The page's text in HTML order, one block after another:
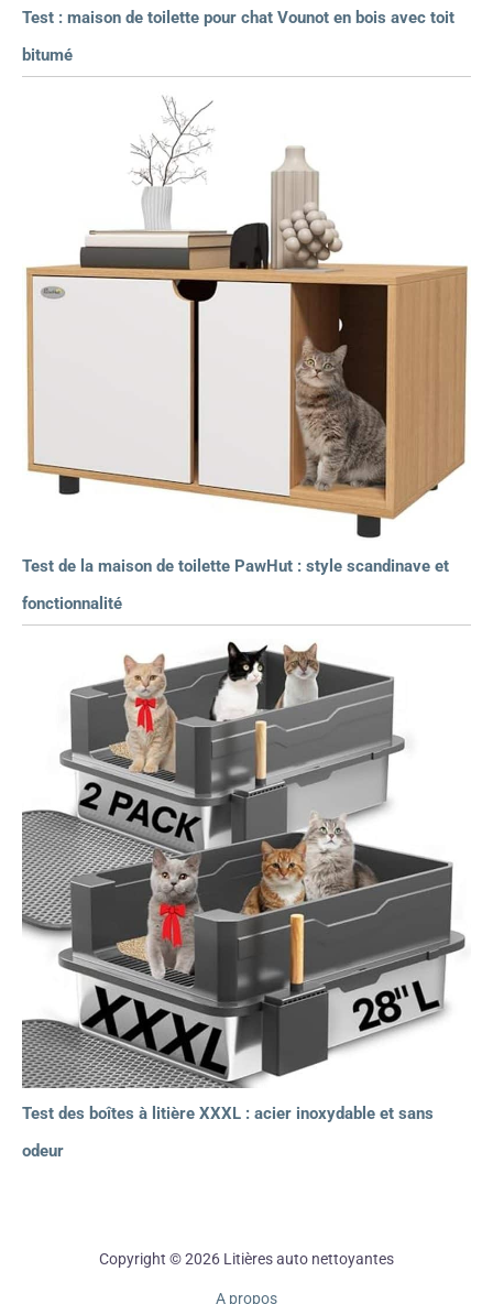
Test : maison de toilette pour chat Vounot en bois avec toit
bitumé
Test de la maison de toilette PawHut : style scandinave et
fonctionnalité
Test des boîtes à litière XXXL : acier inoxydable et sans
odeur
Copyright © 2026 Litières auto nettoyantes
A propos